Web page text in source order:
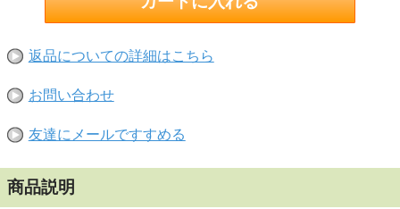
返品についての詳細はこちら
お問い合わせ
友達にメールですすめる
商品説明